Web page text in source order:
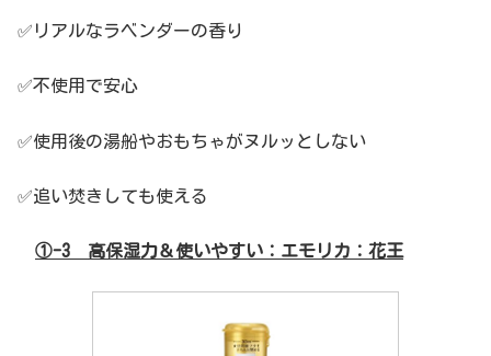
✅リアルなラベンダーの香り
✅不使用で安心
✅使用後の湯船やおもちゃがヌルッとしない
✅追い焚きしても使える
①-3 高保湿力＆使いやすい：エモリカ：花王